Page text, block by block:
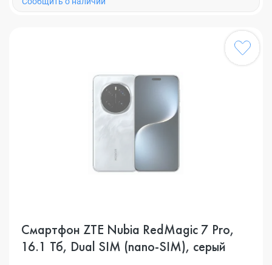
Смартфон ZTE Nubia RedMagic 7 Pro,
16.1 Тб, Dual SIM (nano-SIM), серый